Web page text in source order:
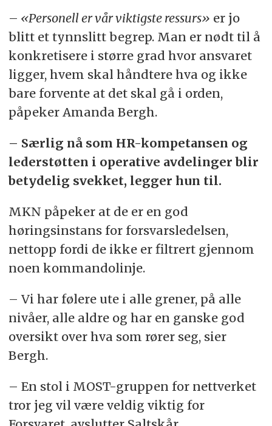
– «Personell er vår viktigste ressurs» er jo
blitt et tynnslitt begrep. Man er nødt til å
konkretisere i større grad hvor ansvaret
ligger, hvem skal håndtere hva og ikke
bare forvente at det skal gå i orden,
påpeker Amanda Bergh.
– Særlig nå som HR-kompetansen og
lederstøtten i operative avdelinger blir
betydelig svekket, legger hun til.
MKN påpeker at de er en god
høringsinstans for forsvarsledelsen,
nettopp fordi de ikke er filtrert gjennom
noen kommandolinje.
– Vi har følere ute i alle grener, på alle
nivåer, alle aldre og har en ganske god
oversikt over hva som rører seg, sier
Bergh.
– En stol i MOST-gruppen for nettverket
tror jeg vil være veldig viktig for